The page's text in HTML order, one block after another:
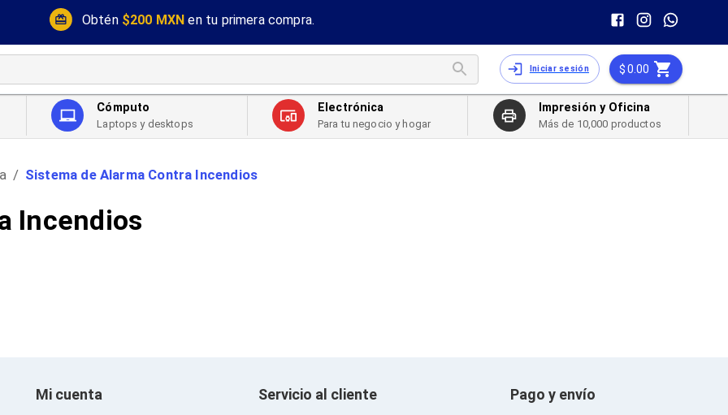
Obtén $200 MXN en tu primera compra.
Iniciar sesión 0.00
Cómputo
Laptops y desktops
Electrónica
Para tu negocio y hogar
Impresión y Oficina
Más de 10,000 productos
/ Sistema de Alarma Contra Incendios
Incendios
Mi cuenta Servicio al cliente Pago y envío